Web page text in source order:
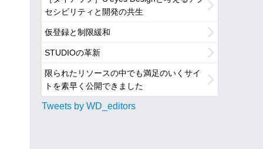
セシビリティと開発の共生
仮登録と制限緩和
STUDIOの革新
限られたリソースの中でも満足のいくサイ
トを素早く公開できました
Tweets by WD_editors